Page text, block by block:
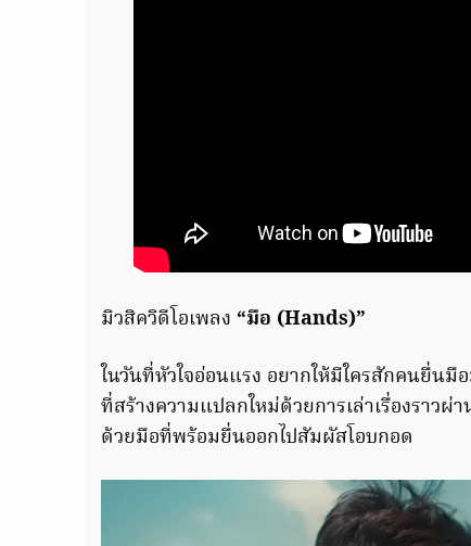
มิวสิควิดีโอเพลง “มือ (Hands)”
ในวันที่หัวใจอ่อนแรง อยากให้มีใครสักคนยื่นมื
ที่สร้างความแปลกใหม่ด้วยการเล่าเรื่องราว
ด้วยมือที่พร้อมยื่นออกไปสัมผัสโอบกอด